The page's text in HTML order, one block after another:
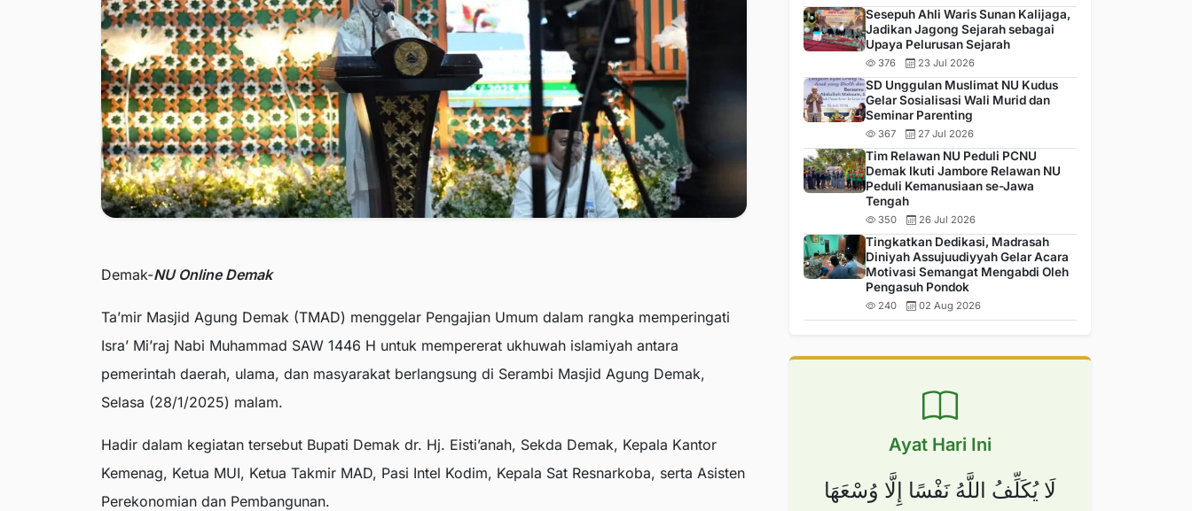
Demak-NU Online Demak
Ta’mir Masjid Agung Demak (TMAD) menggelar Pengajian Umum dalam rangka memperingati
Isra’ Mi’raj Nabi Muhammad SAW 1446 H untuk mempererat ukhuwah islamiyah antara
pemerintah daerah, ulama, dan masyarakat berlangsung di Serambi Masjid Agung Demak,
Selasa (28/1/2025) malam.
Hadir dalam kegiatan tersebut Bupati Demak dr. Hj. Eisti’anah, Sekda Demak, Kepala Kantor
Kemenag, Ketua MUI, Ketua Takmir MAD, Pasi Intel Kodim, Kepala Sat Resnarkoba, serta Asisten
Perekonomian dan Pembangunan.
Sesepuh Ahli Waris Sunan Kalijaga,
Jadikan Jagong Sejarah sebagai
Upaya Pelurusan Sejarah
376 23 Jul 2026
SD Unggulan Muslimat NU Kudus
Gelar Sosialisasi Wali Murid dan
Seminar Parenting
367 27 Jul 2026
Tim Relawan NU Peduli PCNU
Demak Ikuti Jambore Relawan NU
Peduli Kemanusiaan se-Jawa
Tengah
350 26 Jul 2026
Tingkatkan Dedikasi, Madrasah
Diniyah Assujuudiyyah Gelar Acara
Motivasi Semangat Mengabdi Oleh
Pengasuh Pondok
240 02 Aug 2026
Ayat Hari Ini
لَا يُكَلِّفُ اللَّهُ نَفْسًا إِلَّا وُسْعَهَا